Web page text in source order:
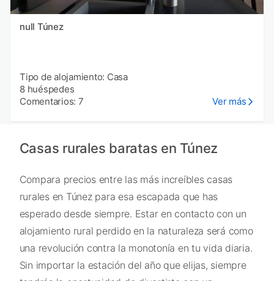
null Túnez
Tipo de alojamiento: Casa
8 huéspedes
Comentarios: 7
Ver más
Casas rurales baratas en Túnez
Compara precios entre las más increíbles casas
rurales en Túnez para esa escapada que has
esperado desde siempre. Estar en contacto con un
alojamiento rural perdido en la naturaleza será como
una revolución contra la monotonía en tu vida diaria.
Sin importar la estación del año que elijas, siempre